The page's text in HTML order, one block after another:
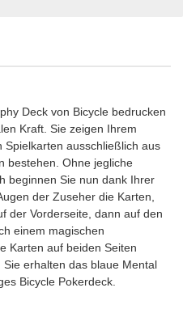
Deck von Bicycle bedrucken
Kraft. Sie zeigen Ihrem
Spielkarten ausschließlich aus
bestehen. Ohne jegliche
beginnen Sie nun dank Ihrer
der Zuseher die Karten,
der Vorderseite, dann auf den
einem magischen
Karten auf beiden Seiten
erhalten das blaue Mental
Bicycle Pokerdeck.